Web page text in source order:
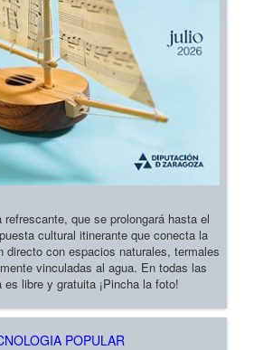
que se prolongará hasta el
cultural itinerante que conecta la
directo con espacios naturales, termales
vinculadas al agua. En todas las
libre y gratuita ¡Pincha la foto!
POPULAR